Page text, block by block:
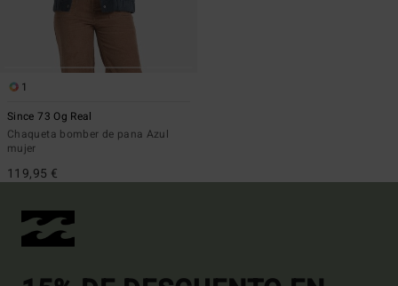
1
Since 73 Og Real
Chaqueta bomber de pana Azul
mujer
119,95 €